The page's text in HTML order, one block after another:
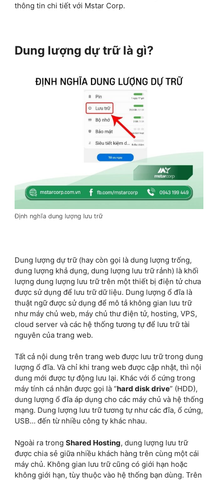
thông tin chi tiết với Mstar Corp.
Dung lượng dự trữ là gì?
Định nghĩa dung lượng lưu trữ
Dung lượng dự trữ (hay còn gọi là dung lượng trống,
dung lượng khả dụng, dung lượng lưu trữ rảnh) là khối
lượng dung lượng lưu trữ trên một thiết bị điện tử chưa
được sử dụng để lưu trữ dữ liệu. Dung lượng ổ đĩa là
thuật ngữ được sử dụng để mô tả không gian lưu trữ
như máy chủ web, máy chủ thư điện tử, hosting, VPS,
cloud server và các hệ thống tương tự để lưu trữ tài
nguyên của trang web.
Tất cả nội dung trên trang web được lưu trữ trong dung
lượng ổ đĩa. Và chỉ khi trang web được cập nhật, thì nội
dung mới được tự động lưu lại. Khác với ổ cứng trong
máy tính cá nhân được gọi là “hard disk drive” (HDD),
dung lượng ổ đĩa áp dụng cho các máy chủ và hệ thống
mạng. Dung lượng lưu trữ tương tự như các đĩa, ổ cứng,
USB… đến từ nhiều công ty khác nhau.
Ngoài ra trong Shared Hosting, dung lượng lưu trữ
được chia sẻ giữa nhiều khách hàng trên cùng một cái
máy chủ. Không gian lưu trữ cũng có giới hạn hoặc
không giới hạn, tùy thuộc vào hệ thống bạn dùng. Trên